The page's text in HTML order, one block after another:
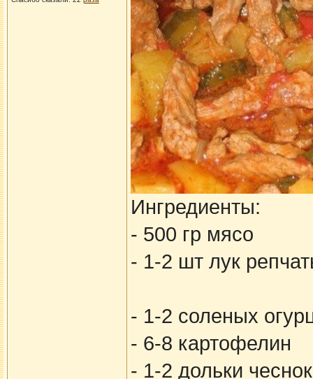
Ингредиенты:
- 500 гр мясо
- 1-2 шт лук
- 1-2 соленых
- 6-8 картофелин
- 1-2 дольки